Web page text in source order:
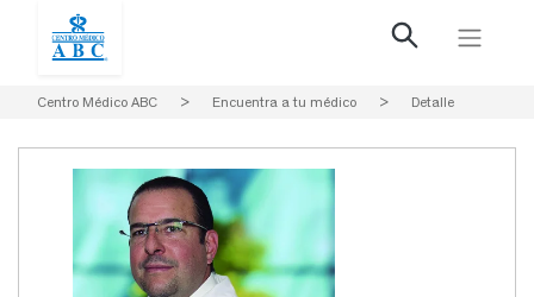
Centro Médico ABC > Encuentra a tu médico > Detalle